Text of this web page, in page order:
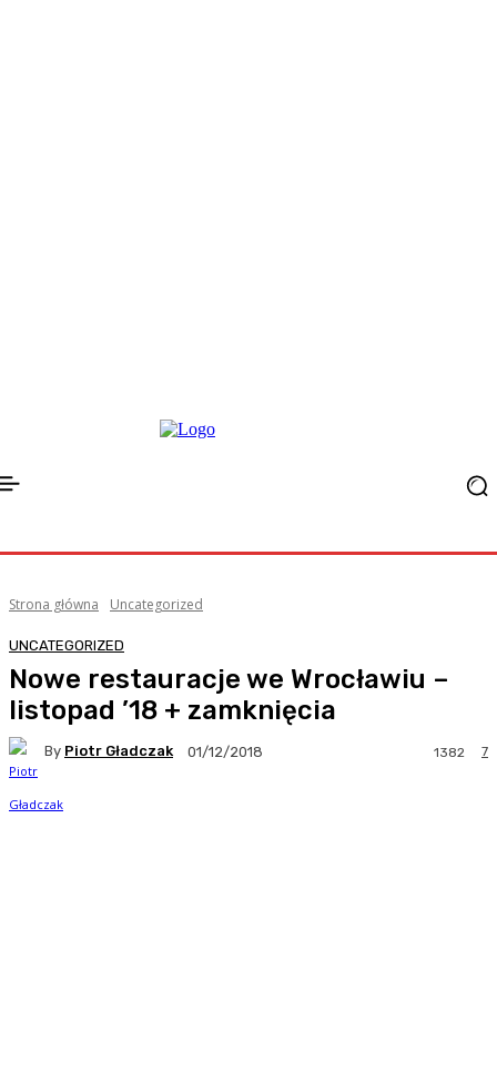
Strona główna Uncategorized
UNCATEGORIZED
Nowe restauracje we Wrocławiu –
listopad ’18 + zamknięcia
By Piotr Gładczak 01/12/2018 7
1382